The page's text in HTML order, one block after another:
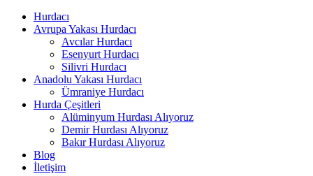
Hurdacı
Avrupa Yakası Hurdacı
Avcılar Hurdacı
Esenyurt Hurdacı
Silivri Hurdacı
Anadolu Yakası Hurdacı
Ümraniye Hurdacı
Hurda Çeşitleri
Alüminyum Hurdası Alıyoruz
Demir Hurdası Alıyoruz
Bakır Hurdası Alıyoruz
Blog
İletişim